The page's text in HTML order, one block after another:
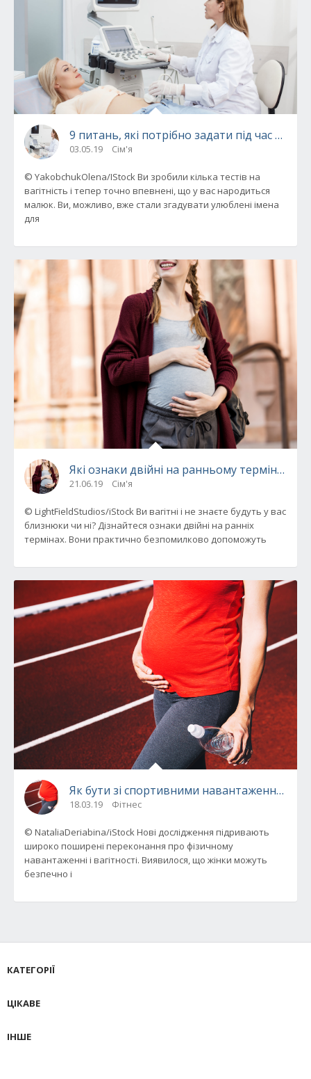
9 питань, які потрібно задати під час
03.05.19 Сім'я
© YakobchukOlena/IStock Ви зробили кілька тестів на
вагітність і тепер точно впевнені, що у вас народиться
малюк. Ви, можливо, вже стали згадувати улюблені імена
для
Які ознаки двійні на ранньому терміні
21.06.19 Сім'я
© LightFieldStudios/iStock Ви вагітні і не знаєте будуть у вас
близнюки чи ні? Дізнайтеся ознаки двійні на ранніх
термінах. Вони практично безпомилково допоможуть
Як бути зі спортивними навантаженнями
18.03.19 Фітнес
© NataliaDeriabina/iStock Нові дослідження підривають
широко поширені переконання про фізичному
навантаженні і вагітності. Виявилося, що жінки можуть
безпечно і
КАТЕГОРІЇ
ЦІКАВЕ
ІНШЕ